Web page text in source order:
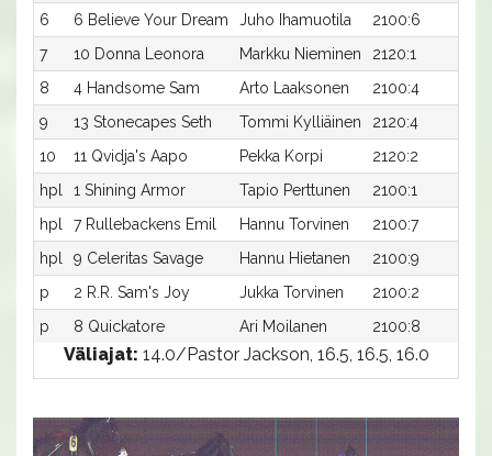
6
6 Believe Your Dream Juho Ihamuotila 2100:6
7
10 Donna Leonora Markku Nieminen 2120:1
8
4 Handsome Sam Arto Laaksonen 2100:4
9
13 Stonecapes Seth Tommi Kylliäinen 2120:4
10
11 Qvidja's Aapo Pekka Korpi 2120:2
hpl
1 Shining Armor Tapio Perttunen 2100:1
hpl
7 Rullebackens Emil Hannu Torvinen 2100:7
hpl
9 Celeritas Savage Hannu Hietanen 2100:9
p
2 R.R. Sam's Joy Jukka Torvinen 2100:2
p
8 Quickatore Ari Moilanen 2100:8
Väliajat: 14.0/Pastor Jackson, 16.5, 16.5, 16.0